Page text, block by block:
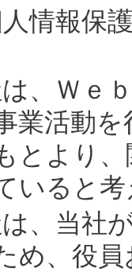
人情報保
、Ｗｅ
業活動
とより
いると
、当社
め、役